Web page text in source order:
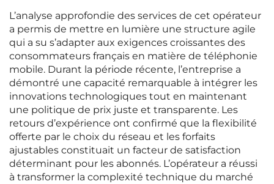
L’analyse approfondie des services de cet opérateur
a permis de mettre en lumière une structure agile
qui a su s’adapter aux exigences croissantes des
consommateurs français en matière de téléphonie
mobile. Durant la période récente, l’entreprise a
démontré une capacité remarquable à intégrer les
innovations technologiques tout en maintenant
une politique de prix juste et transparente. Les
retours d’expérience ont confirmé que la flexibilité
offerte par le choix du réseau et les forfaits
ajustables constituait un facteur de satisfaction
déterminant pour les abonnés. L’opérateur a réussi
à transformer la complexité technique du marché